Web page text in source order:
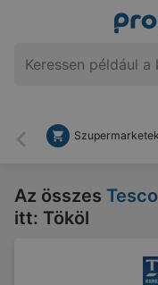
Vissza
Szupermarketek
Az összes Tesco
itt: Tököl